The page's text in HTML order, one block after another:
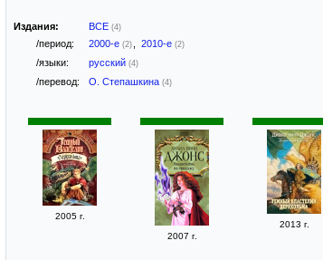
Издания: ВСЕ (4)
/период: 2000-е (2) 2010-е (2)
/языки: русский (4)
/перевод: О. Степашкина (4)
2005 г.
2007 г.
2013 г.